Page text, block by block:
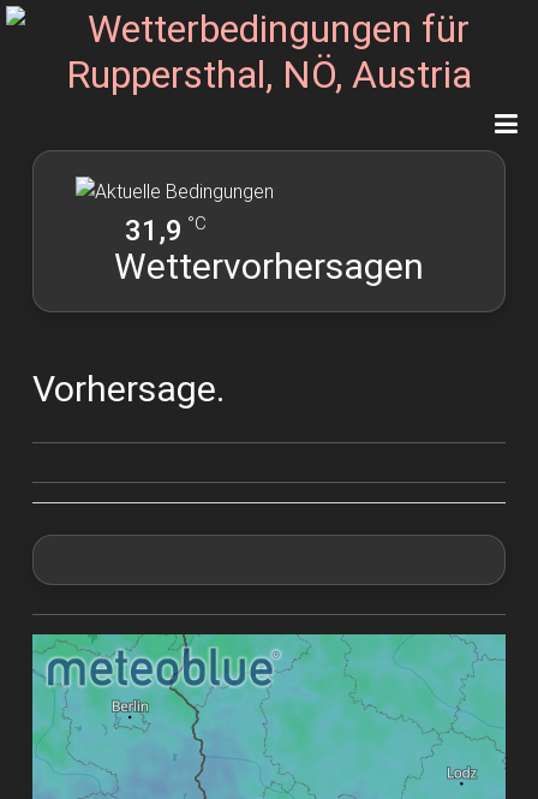
31,9 °C
Wettervorhersagen
Vorhersage.